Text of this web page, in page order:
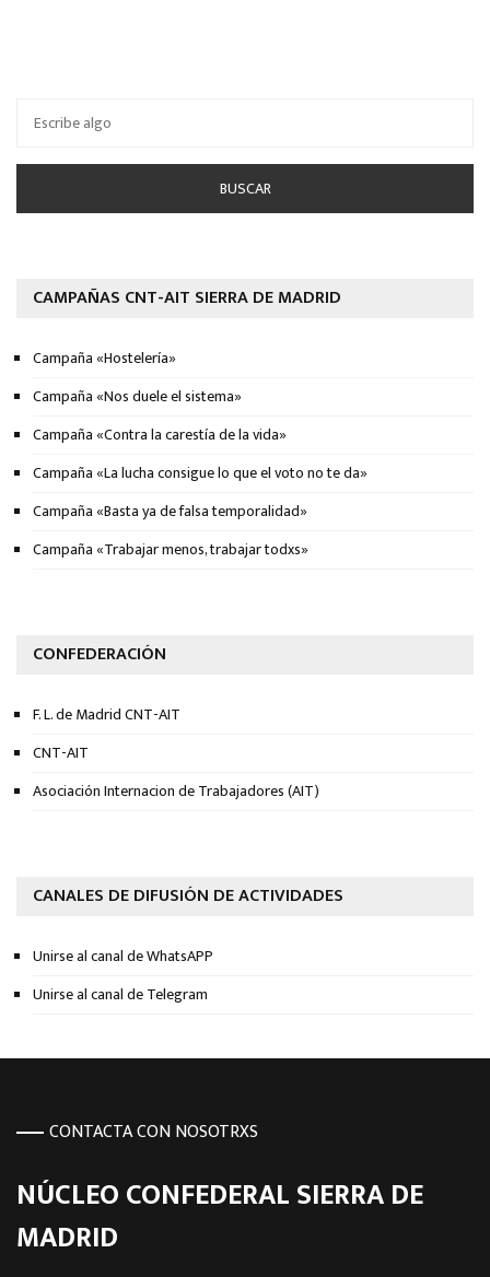
CAMPAÑAS CNT-AIT SIERRA DE MADRID
Campaña «Hostelería»
Campaña «Nos duele el sistema»
Campaña «Contra la carestía de la vida»
Campaña «La lucha consigue lo que el voto no te da»
Campaña «Basta ya de falsa temporalidad»
Campaña «Trabajar menos, trabajar todxs»
CONFEDERACIÓN
F. L. de Madrid CNT-AIT
CNT-AIT
Asociación Internacion de Trabajadores (AIT)
CANALES DE DIFUSIÓN DE ACTIVIDADES
Unirse al canal de WhatsAPP
Unirse al canal de Telegram
CONTACTA CON NOSOTRXS
NÚCLEO CONFEDERAL SIERRA DE
MADRID